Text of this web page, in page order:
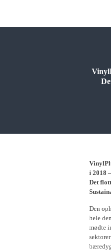
i 2018
Det
Den
hele
mødte